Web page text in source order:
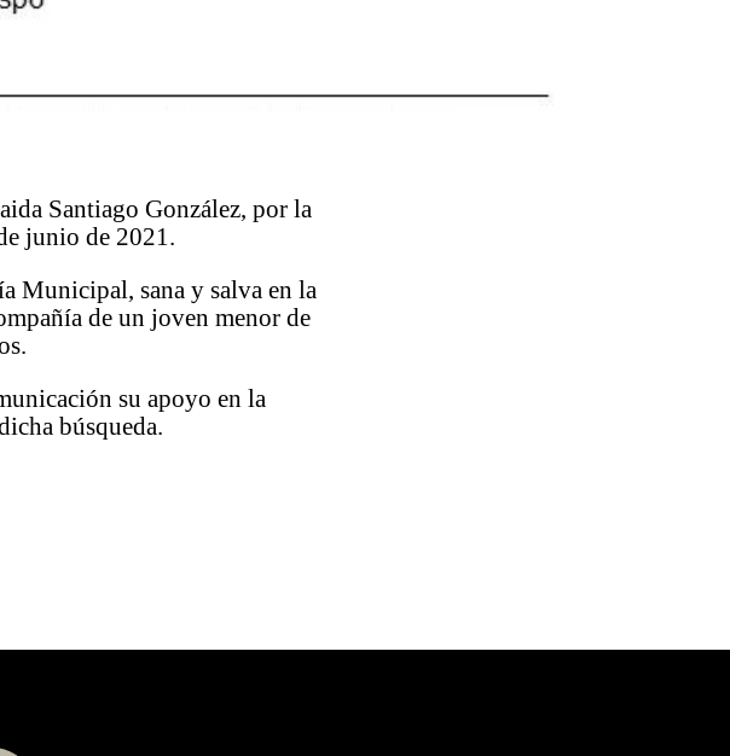
Santiago González, por la
junio de 2021.
Municipal, sana y salva en la
de un joven menor de
su apoyo en la
búsqueda.